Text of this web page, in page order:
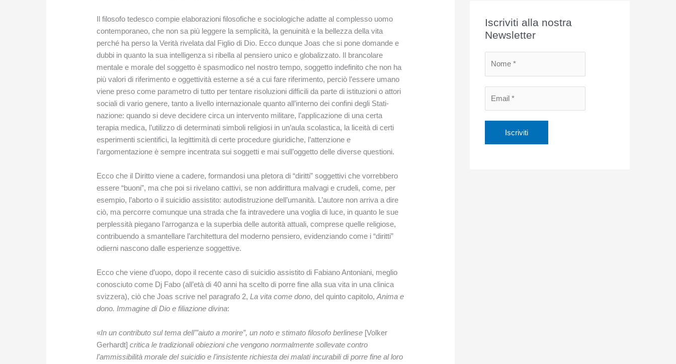
Il filosofo tedesco compie elaborazioni filosofiche e sociologiche adatte al complesso uomo
contemporaneo, che non sa più leggere la semplicità, la genuinità e la bellezza della vita
perché ha perso la Verità rivelata dal Figlio di Dio. Ecco dunque Joas che si pone domande e
dubbi in quanto la sua intelligenza si ribella al pensiero unico e globalizzato. Il brancolare
mentale e morale del soggetto è spasmodico nel nostro tempo, soggetto indefinito che non ha
più valori di riferimento e oggettività esterne a sé a cui fare riferimento, perciò l’essere umano
viene preso come parametro di tutto per tentare risoluzioni difficili da parte di istituzioni o attori
sociali di vario genere, tanto a livello internazionale quanto all’interno dei confini degli Stati-
nazione: quando si deve decidere circa un intervento militare, l’applicazione di una certa
terapia medica, l’utilizzo di determinati simboli religiosi in un’aula scolastica, la liceità di certi
esperimenti scientifici, la legittimità di certe procedure giuridiche, l’attenzione e
l’argomentazione è sempre incentrata sui soggetti e mai sull’oggetto delle diverse questioni.
Ecco che il Diritto viene a cadere, formandosi una pletora di “diritti” soggettivi che vorrebbero
essere “buoni”, ma che poi si rivelano cattivi, se non addirittura malvagi e crudeli, come, per
esempio, l’aborto o il suicidio assistito: autodistruzione dell’umanità. L’autore non arriva a dire
ciò, ma percorre comunque una strada che fa intravedere una voglia di luce, in quanto le sue
perplessità piegano l’arroganza e la superbia delle autorità attuali, comprese quelle religiose,
contribuendo a smantellare l’architettura del moderno pensiero, evidenziando come i “diritti”
odierni nascono dalle esperienze soggettive.
Ecco che viene d’uopo, dopo il recente caso di suicidio assistito di Fabiano Antoniani, meglio
conosciuto come Dj Fabo (all’età di 40 anni ha scelto di porre fine alla sua vita in una clinica
svizzera), ciò che Joas scrive nel paragrafo 2,La vita come dono, del quinto capitolo,Anima e
dono. Immagine di Dio e filiazione divina:
«In un contributo sul tema dell’”aiuto a morire”, un noto e stimato filosofo berlinese [Volker
Gerhardt] critica le tradizionali obiezioni che vengono normalmente sollevate contro
l’ammissibilità morale del suicidio e l’insistente richiesta dei malati incurabili di porre fine al loro
v
Iscriviti alla nostra
Newsletter